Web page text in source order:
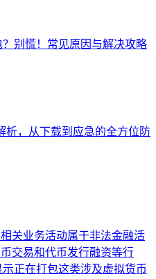
别慌！常见原因与解决攻略
析，从下载到应急的全方位防
关业务活动属于非法金融活
交易和代币发行融资等行
正在打包这类涉及虚拟货币